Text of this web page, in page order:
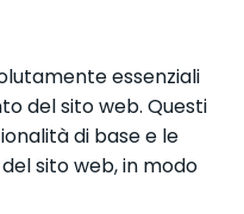
essenziali
del sito web. Questi
di base e le
sito web, in modo